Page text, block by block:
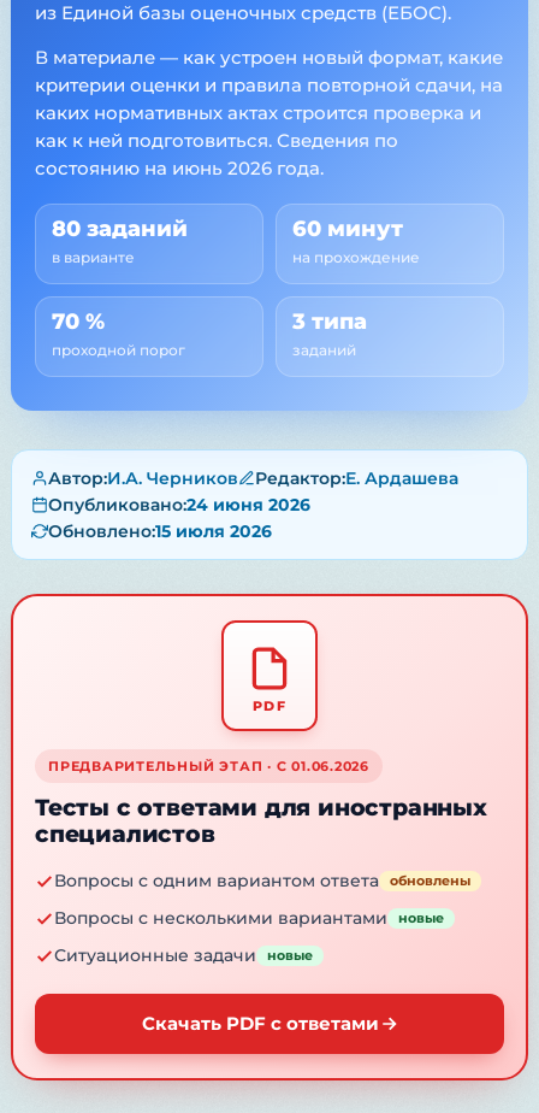
из Единой базы оценочных средств (ЕБОС).
В материале — как устроен новый формат, какие
критерии оценки и правила повторной сдачи, на
каких нормативных актах строится проверка и
как к ней подготовиться. Сведения по
состоянию на июнь 2026 года.
80 заданий
в варианте
60 минут
на прохождение
70 %
проходной порог
3 типа
заданий
Автор:И.А. Черников Редактор:Е. Ардашева
Опубликовано:24 июня 2026
Обновлено:15 июля 2026
ПРЕДВАРИТЕЛЬНЫЙ ЭТАП · С 01.06.2026
Тесты с ответами для иностранных
специалистов
Вопросы с одним вариантом ответа обновлены
Вопросы с несколькими вариантами новые
Ситуационные задачи новые
Скачать PDF с ответами